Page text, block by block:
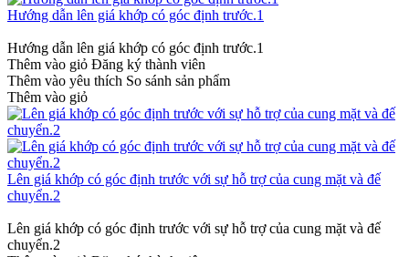
Hướng dẫn lên giá khớp có góc định trước.1
Hướng dẫn lên giá khớp có góc định trước.1
Thêm vào giỏ Đăng ký thành viên
Thêm vào yêu thích So sánh sản phẩm
Thêm vào giỏ
Lên giá khớp có góc định trước với sự hỗ trợ của cung mặt và đế
chuyển.2
Lên giá khớp có góc định trước với sự hỗ trợ của cung mặt và đế
chuyển.2